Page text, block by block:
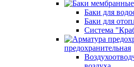
Баки для
Баки для
Система
предохранительная